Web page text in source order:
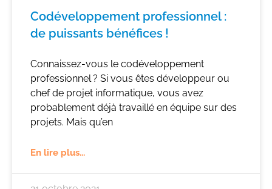
Codéveloppement professionnel :
de puissants bénéfices !
Connaissez-vous le codéveloppement
professionnel ? Si vous êtes développeur ou
chef de projet informatique, vous avez
probablement déjà travaillé en équipe sur des
projets. Mais qu’en
En lire plus...